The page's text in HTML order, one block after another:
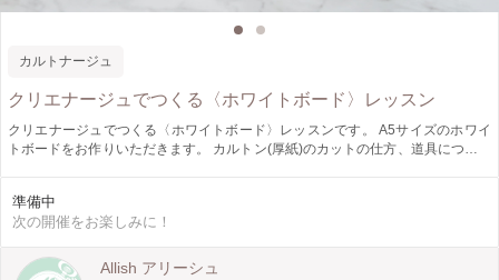
カルトナージュ
クリエナージュでつくる〈ホワイトボード〉レッスン
クリエナージュでつくる〈ホワイトボード〉レッスンです。 A5サイズのホワイ
トボードをお作りいただきます。 カルトン(厚紙)のカットの仕方、道具について
準備中
次の開催をお楽しみに！
Allish アリーシュ